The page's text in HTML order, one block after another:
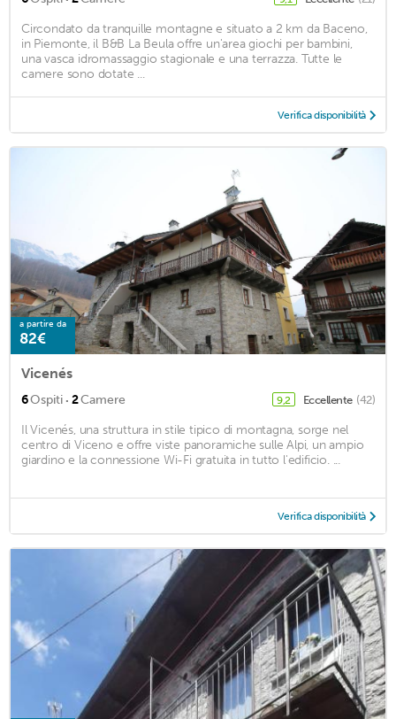
Circondato da tranquille montagne e situato a 2 km da Baceno,
in Piemonte, il B&B La Beula offre un'area giochi per bambini,
una vasca idromassaggio stagionale e una terrazza. Tutte le
camere sono dotate ...
Verifica disponibilità
a partire da
82€
Vicenés
6Ospiti · 2Camere 9,2 Eccellente (42)
Il Vicenés, una struttura in stile tipico di montagna, sorge nel
centro di Viceno e offre viste panoramiche sulle Alpi, un ampio
giardino e la connessione Wi-Fi gratuita in tutto l'edificio. ...
Verifica disponibilità